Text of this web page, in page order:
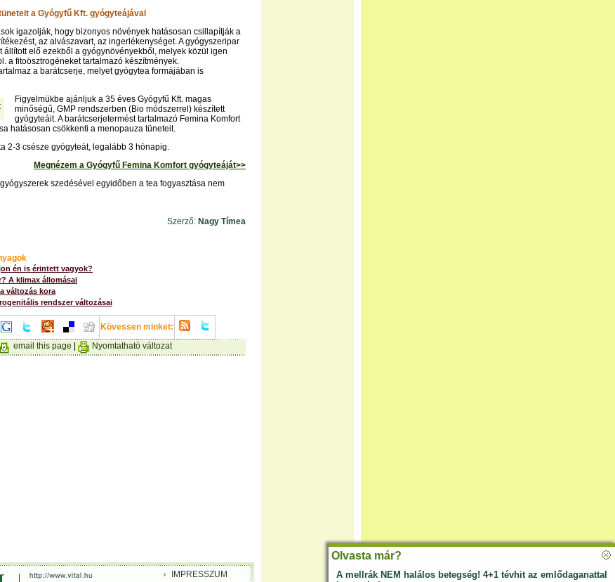
a Gyógyfű Kft. gyógyteájával
igazolják, hogy bizonyos növények hatásosan csillapítják a
az alvászavart, az ingerlékenységet. A gyógyszeripar
állított elő ezekből a gyógynövényekből, melyek közül igen
a fitoösztrogéneket tartalmazó készítmények.
a barátcserje, melyet gyógytea formájában is
Figyelmükbe ajánljuk a 35 éves Gyógyfű Kft. magas
minőségű, GMP rendszerben (Bio módszerrel) készített
gyógyteáit. A barátcserjetermést tartalmazó Femina Komfort
hatásosan csökkenti a menopauza tüneteit.
2-3 csésze gyógyteát, legalább 3 hónapig.
Megnézem a Gyógyfű Femina Komfort gyógyteáját>>
szedésével egyidőben a tea fogyasztása nem
Szerző: Nagy Tímea
én is érintett vagyok?
A klimax állomásai
változás kora
rendszer változásai
Kövessen minket:
email this page
Nyomtatható változat
Olvasta már?
A mellrák NEM halálos betegség! 4+1 tévhit az emlődaganattal
IMPRESSZUM